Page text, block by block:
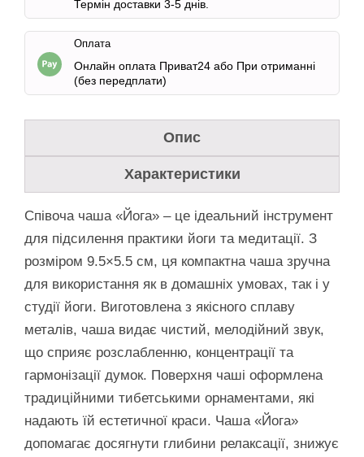
Термін доставки 3-5 днів.
Оплата
Онлайн оплата Приват24 або При отриманні
(без передплати)
Опис
Характеристики
Співоча чаша «Йога» – це ідеальний інструмент
для підсилення практики йоги та медитації. З
розміром 9.5×5.5 см, ця компактна чаша зручна
для використання як в домашніх умовах, так і у
студії йоги. Виготовлена з якісного сплаву
металів, чаша видає чистий, мелодійний звук,
що сприяє розслабленню, концентрації та
гармонізації думок. Поверхня чаші оформлена
традиційними тибетськими орнаментами, які
надають їй естетичної краси. Чаша «Йога»
допомагає досягнути глибини релаксації, знижує